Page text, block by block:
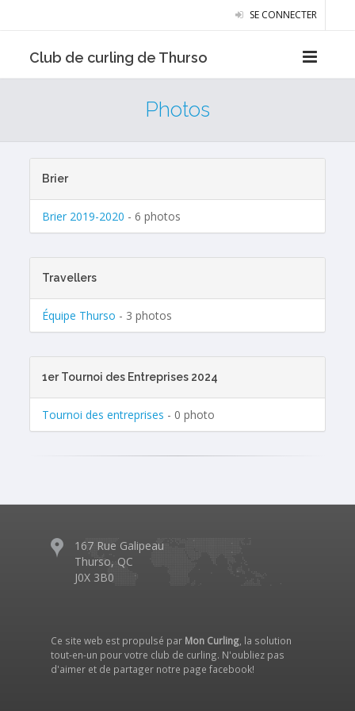
SE CONNECTER
Club de curling de Thurso
Photos
Brier
Brier 2019-2020 - 6 photos
Travellers
Équipe Thurso - 3 photos
1er Tournoi des Entreprises 2024
Tournoi des entreprises - 0 photo
167 Rue Galipeau
Thurso, QC
J0X 3B0
Ce site web est propulsé par Mon Curling , la solution
tout-en-un pour votre club de curling. N'oubliez pas
d'aimer et de partager notre page facebook!